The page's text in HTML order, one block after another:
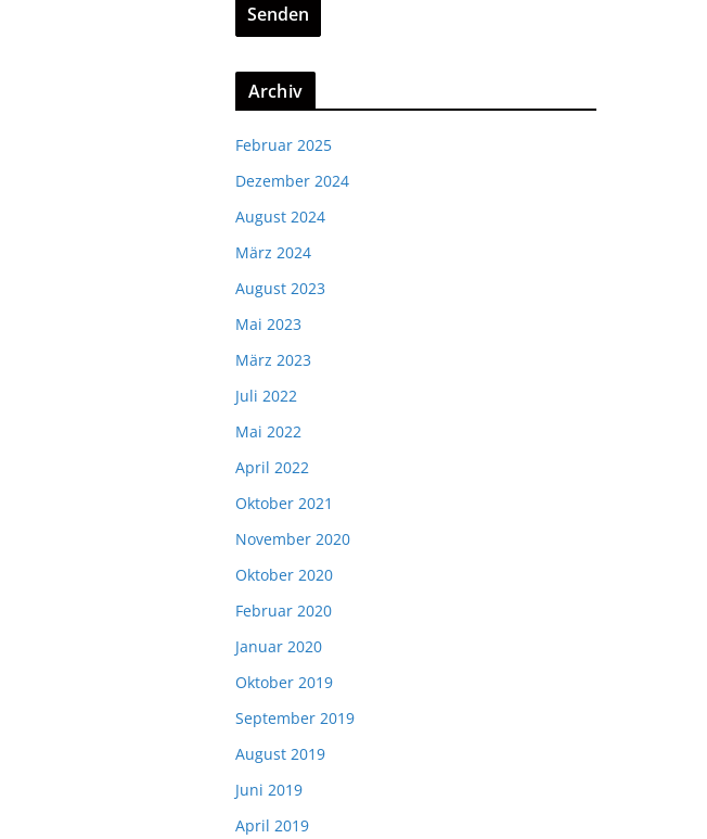
Archiv
Februar 2025
Dezember 2024
August 2024
März 2024
August 2023
Mai 2023
März 2023
Juli 2022
Mai 2022
April 2022
Oktober 2021
November 2020
Oktober 2020
Februar 2020
Januar 2020
Oktober 2019
September 2019
August 2019
Juni 2019
April 2019